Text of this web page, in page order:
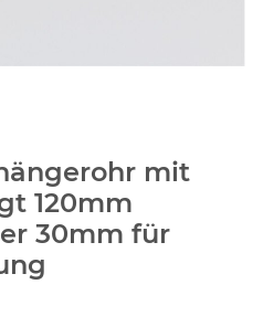
mit
120mm
30mm für